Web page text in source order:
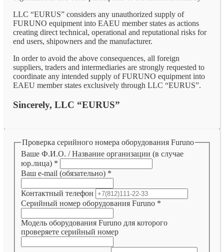
LLC “EURUS” considers any unauthorized supply of
FURUNO equipment into EAEU member states as actions
creating direct technical, operational and reputational risks for
end users, shipowners and the manufacturer.
In order to avoid the above consequences, all foreign
suppliers, traders and intermediaries are strongly requested to
coordinate any intended supply of FURUNO equipment into
EAEU member states exclusively through LLC “EURUS”.
Sincerely, LLC “EURUS”
Проверка серийного номера оборудования Furuno
Ваше Ф.И.О. / Название организации (в случае
юр.лица) *
Ваш e-mail (обязательно) *
Контактный телефон
Серийный номер оборудования Furuno *
Модель оборудования Furuno для которого
проверяете серийный номер